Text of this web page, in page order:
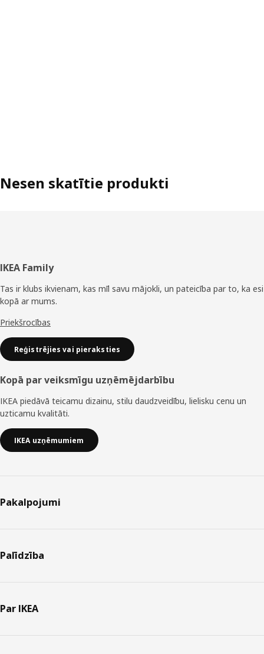
Nesen skatītie produkti
Kājene
IKEA Family
Tas ir klubs ikvienam, kas mīl savu mājokli, un pateicība par to, ka esi
kopā ar mums.
Priekšrocības
Reģistrējies vai pieraksties
Kopā par veiksmīgu uzņēmējdarbību
IKEA piedāvā teicamu dizainu, stilu daudzveidību, lielisku cenu un
uzticamu kvalitāti.
IKEA uzņēmumiem
Pakalpojumi
Palīdzība
Par IKEA